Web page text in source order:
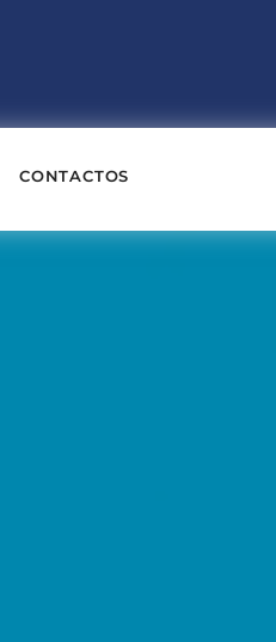
CONTACTOS